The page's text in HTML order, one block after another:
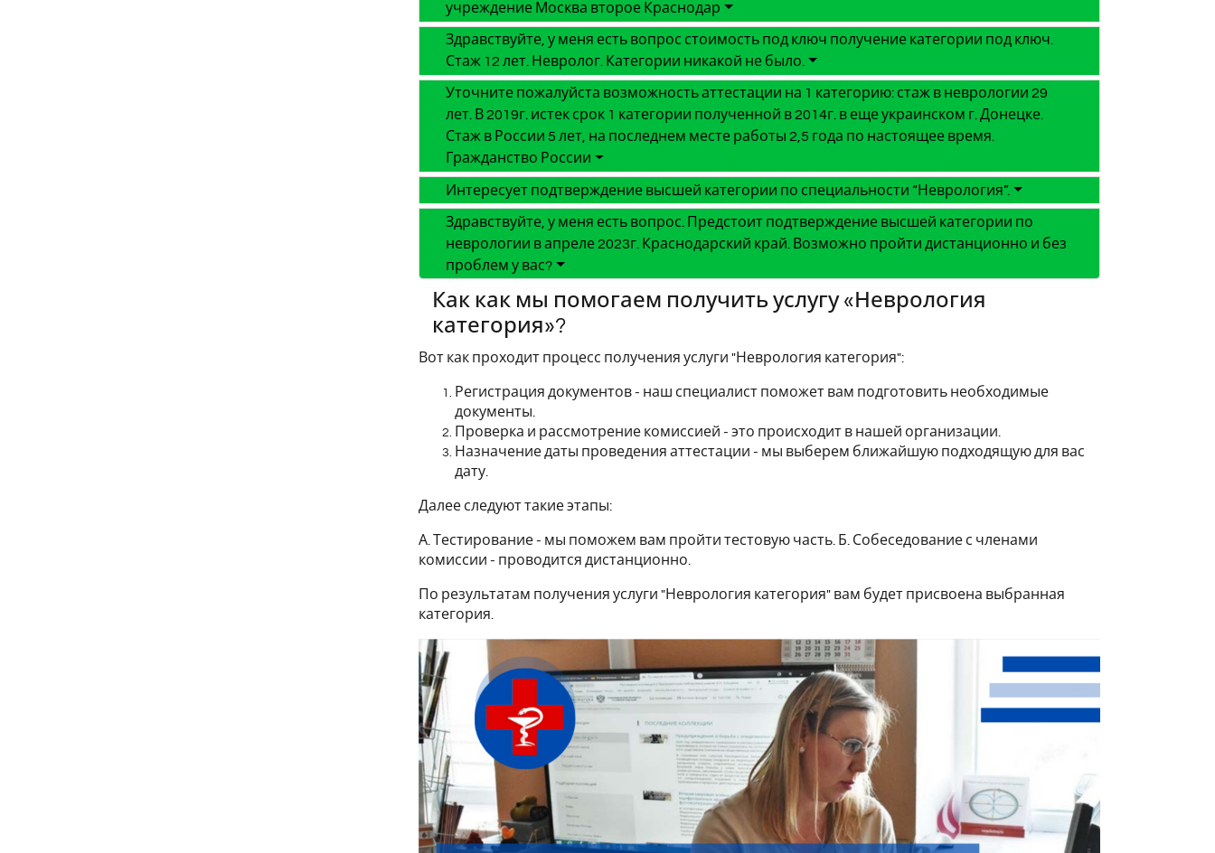
учреждение Москва второе Краснодар
Здравствуйте, у меня есть вопрос стоимость под ключ получение категории под ключ.
Стаж 12 лет. Невролог. Категории никакой не было.
Уточните пожалуйста возможность аттестации на 1 категорию: стаж в неврологии 29
лет. В 2019г. истек срок 1 категории полученной в 2014г. в еще украинском г. Донецке.
Стаж в России 5 лет, на последнем месте работы 2,5 года по настоящее время.
Гражданство России
Интересует подтверждение высшей категории по специальности “Неврология”.
Здравствуйте, у меня есть вопрос. Предстоит подтверждение высшей категории по
неврологии в апреле 2023г. Краснодарский край. Возможно пройти дистанционно и без
проблем у вас?
Как как мы помогаем получить услугу «Неврология
категория»?
Вот как проходит процесс получения услуги "Неврология категория":
Регистрация документов - наш специалист поможет вам подготовить необходимые
документы.
Проверка и рассмотрение комиссией - это происходит в нашей организации.
Назначение даты проведения аттестации - мы выберем ближайшую подходящую для вас
дату.
Далее следуют такие этапы:
А. Тестирование - мы поможем вам пройти тестовую часть. Б. Собеседование с членами
комиссии - проводится дистанционно.
По результатам получения услуги "Неврология категория" вам будет присвоена выбранная
категория.